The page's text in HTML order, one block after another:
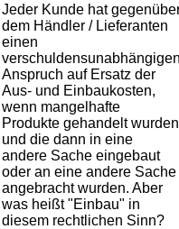
Jeder Kunde hat
dem Händler / Lieferanten
einen
verschuldensunabhängigen
Anspruch auf Ersatz der
Aus- und Einbaukosten,
wenn mangelhafte
Produkte gehandelt wurden
und die dann in eine
andere Sache eingebaut
oder an eine andere Sache
angebracht wurden. Aber
was heißt
Einbau
in
diesem rechtlichen Sinn?